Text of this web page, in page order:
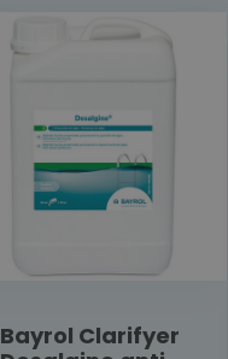
Bayrol Clarifyer